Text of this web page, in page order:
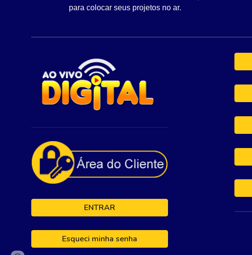
para colocar seus projetos no ar.
ENTRAR
Esqueci minha senha